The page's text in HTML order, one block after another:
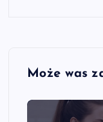
Może was